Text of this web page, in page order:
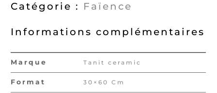
Catégorie : Faïence
Informations complémentaires
Marque Tanit ceramic
Format 30×60 Cm